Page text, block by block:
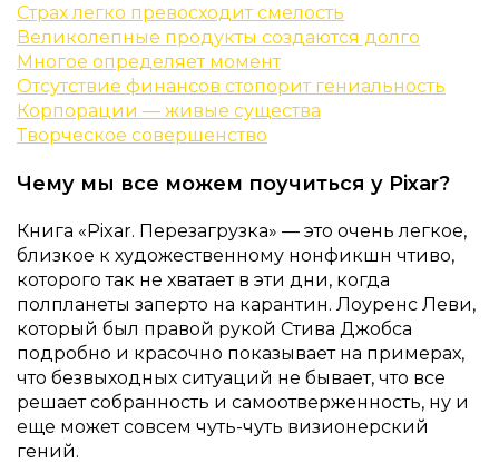
Страх легко превосходит смелость
Великолепные продукты создаются долго
Многое определяет момент
Отсутствие финансов стопорит гениальность
Корпорации — живые существа
Творческое совершенство
Чему мы все можем поучиться у Pixar?
Книга «Pixar. Перезагрузка» — это очень легкое,
близкое к художественному нонфикшн чтиво,
которого так не хватает в эти дни, когда
полпланеты заперто на карантин. Лоуренс Леви,
который был правой рукой Стива Джобса
подробно и красочно показывает на примерах,
что безвыходных ситуаций не бывает, что все
решает собранность и самоотверженность, ну и
еще может совсем чуть-чуть визионерский
гений.